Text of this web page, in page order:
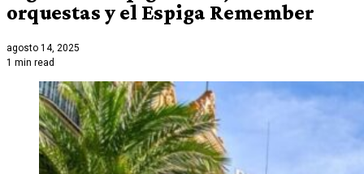
orquestas y el Espiga Remember
agosto 14, 2025
1 min read